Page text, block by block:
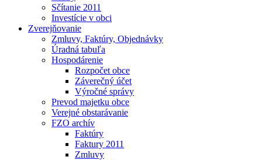
Sčítanie 2011
Investície v obci
Zverejňovanie
Zmluvy, Faktúry, Objednávky
Úradná tabuľa
Hospodárenie
Rozpočet obce
Záverečný účet
Výročné správy
Prevod majetku obce
Verejné obstarávanie
FZO archív
Faktúry
Faktury 2011
Zmluvy